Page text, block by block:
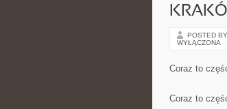
POSTED
WYŁĄCZONA
Coraz to
Coraz to